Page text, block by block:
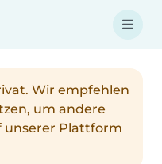
Wir empfehlen
um andere
unserer Plattform